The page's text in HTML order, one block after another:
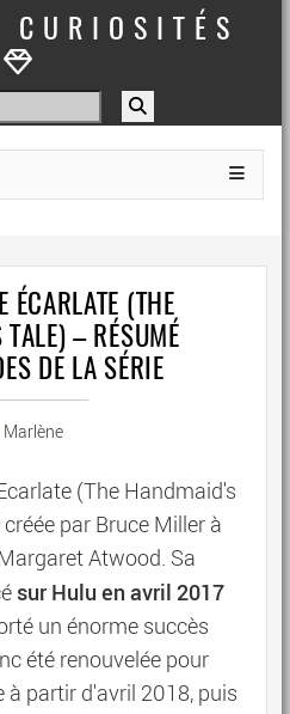
CURIOSITÉS
ÉCARLATE (THE
TALE) – RÉSUMÉ
DE LA SÉRIE
Marlène
(The Handmaid's
par Bruce Miller à
Atwood. Sa
sur Hulu en avril 2017
un énorme succès
été renouvelée pour
à partir d'avril 2018, puis